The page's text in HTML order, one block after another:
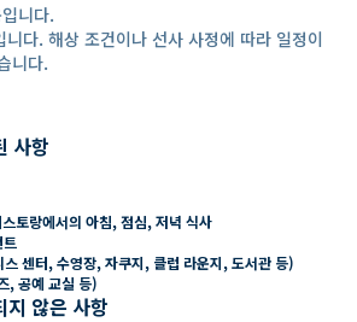
니다.
다. 해상 조건이나 선사 사정에 따라 일정이
니다.
사항
토랑에서의 아침, 점심, 저녁 식사
트
센터, 수영장, 자쿠지, 클럽 라운지, 도서관 등)
, 공예 교실 등)
지 않은 사항